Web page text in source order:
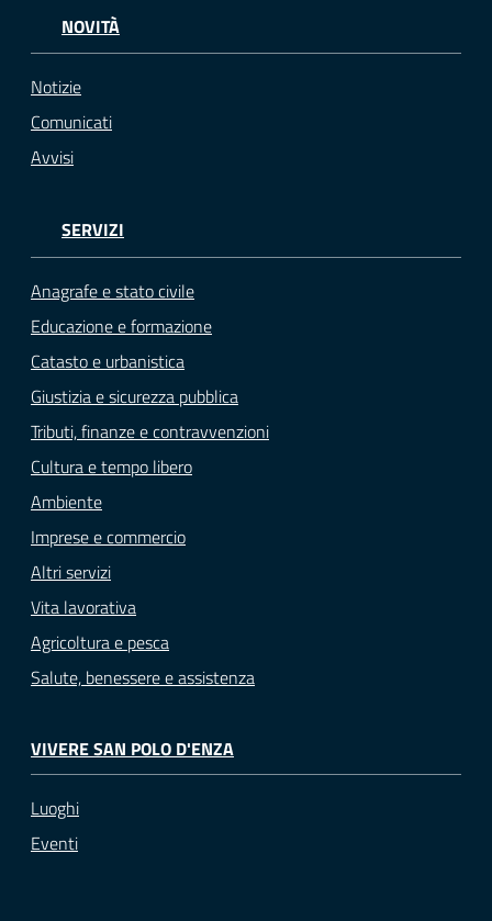
NOVITÀ
Notizie
Comunicati
Avvisi
SERVIZI
Anagrafe e stato civile
Educazione e formazione
Catasto e urbanistica
Giustizia e sicurezza pubblica
Tributi, finanze e contravvenzioni
Cultura e tempo libero
Ambiente
Imprese e commercio
Altri servizi
Vita lavorativa
Agricoltura e pesca
Salute, benessere e assistenza
VIVERE SAN POLO D'ENZA
Luoghi
Eventi